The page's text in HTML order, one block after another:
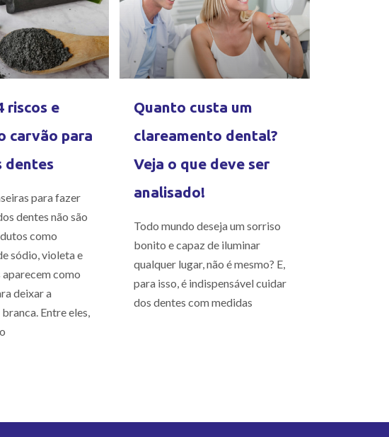
riscos e
carvão para
dentes
para fazer
dentes não são
como
sódio, violeta e
como
deixar a
Entre eles,
Quanto custa um
clareamento dental?
Veja o que deve ser
analisado!
Todo mundo deseja um sorriso
bonito e capaz de iluminar
qualquer lugar, não é mesmo? E,
para isso, é indispensável cuidar
dos dentes com medidas